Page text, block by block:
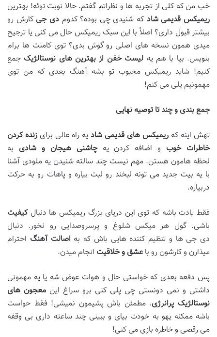
خب من که کلی از تجربه ها و نظراتم گفتم. حالا نوبت توئه! بهترین
ریمیکس قدیمی شاد که شنیدی چی بوده؟ کدومدی جی کارش رو
بیشتر قبول داری؟ اصلاً با این سبک ریمیکس حال می کنی یا ترجیح
میدی همون نسخه های اصلی رو گوش بدی؟ توی کامنت ها برام
بنویس. بیا با هم یه لیست خفن از بهترین های نوستالژیک جمع
کنیم! شاید ریمیکس محبوب تو بشه آهنگ بعدی که من توی
مهمونیم پلی می کنم!
جمع بندی و چند تا توصیه نهایی
تهش اینه که ریمیکس های قدیمی شاد یه راه عالی برای زنده کردن
خاطرات خوب و اضافه کردن یهچاشنی هیجان و شادی به
لحظه هامون هستن. مهم نیست چند سالته شنیدن یه ملودی آشنا
با یه بیت جدید می تونه لبخند رو لبت بیاره و پاهات رو به حرکت
دربیاره.
فقط یادت باشه که توی این دریای بزرگ ریمیکس ها دنبالکیفیت
باشی. گول هر میکس شلوغ و پرسروصدایی رو نخور. دنبال
دی جی ها و تنظیم کننده هایی باش که به اصالت آهنگ احترام
میذارن و کارشون رو با عشق و خلاقیت انجام میدن.
پس دفعه بعدی که خواستی حال و هوات عوض شه یا یه مهمونی
داشتی و نمی دونستی چی پلی کنی برو سراغ این معجون های
نوستالژیک پرانرژی. مطمئن باش پشیمون نمیشی! فقط حواست
باشه ممکنه یهو به خودت بیای و ببینی چند ساعته داری بی وقفه
می رقصی و خاطره بازی می کنی!